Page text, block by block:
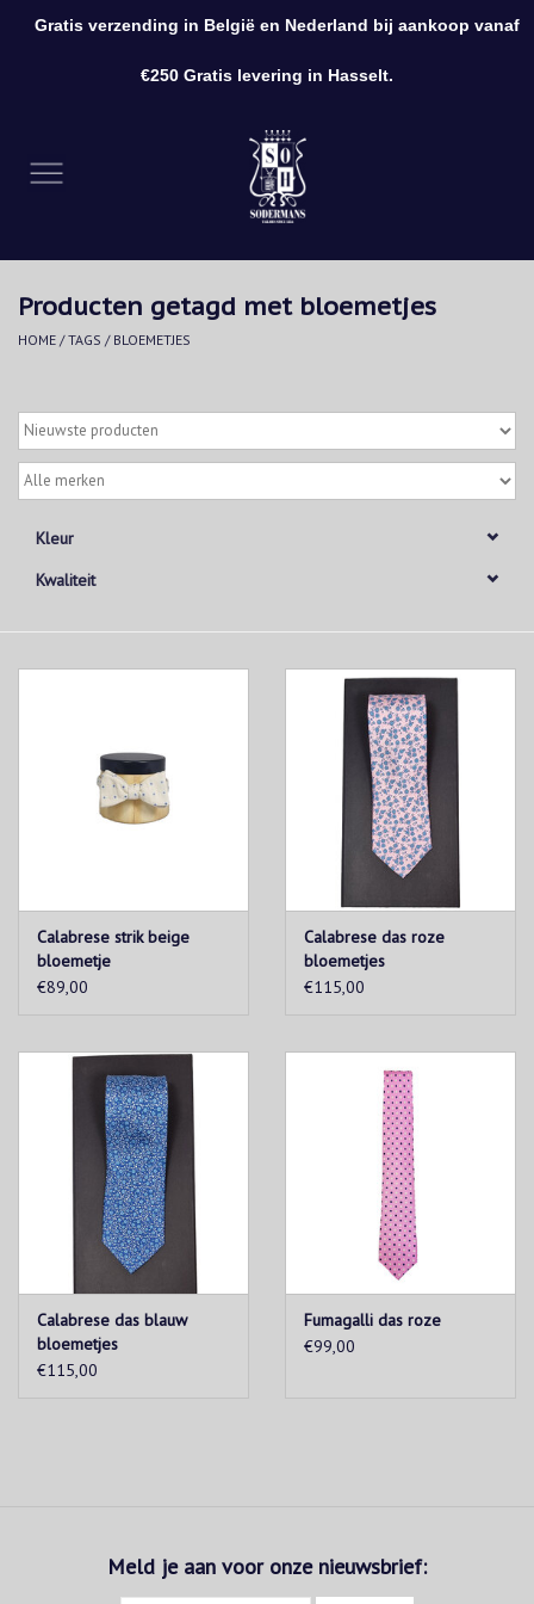
Kleding
Accessoires
Producten getagd met bloemetjes
HOME /TAGS / BLOEMETJES
Kleur
Kwaliteit
Calabrese strik beige
bloemetje
€89,00
Calabrese das roze
bloemetjes
€115,00
Calabrese das blauw
bloemetjes
€115,00
Fumagalli das roze
€99,00
Meld je aan voor onze nieuwsbrief:
Gratis verzending in België en Nederland bij aankoop vanaf
€250 Gratis levering in Hasselt.